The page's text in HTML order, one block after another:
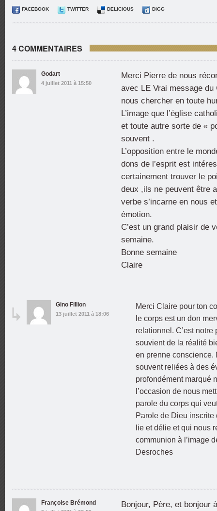
FACEBOOK TWITTER DELICIOUS DIGG
4 COMMENTAIRES
Godart
4 juillet 2011 à 15:50
Merci Pierre de nous
avec LE Vrai message
nous chercher en toute
L’image que l’église
et toute autre sorte de «
souvent .
L’opposition entre le
dons de l’esprit est
certainement trouver le
deux ,ils ne peuvent être
verbe s’incarne en nous
émotion.
C’est un grand plaisir de
semaine.
Bonne semaine
Claire
Gino Fillion
13 juillet 2011 à 18:06
Merci Claire pour ton
le corps est un don
relationnel. C’est
souvient de la réalité
en prenne conscience.
souvent reliées à des
profondément marqué
l’occasion de nous
parole du corps qui
Parole de Dieu
lie et délie et qui nous
communion à l’image
Desroches
Françoise Brémond Bonjour, Père, et bonjour